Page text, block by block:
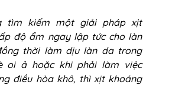
tìm kiếm một giải pháp xịt
độ ẩm ngay lập tức cho làn
thời làm dịu làn da trong
oi ả hoặc khi phải làm việc
điều hòa khô, thì xịt khoáng